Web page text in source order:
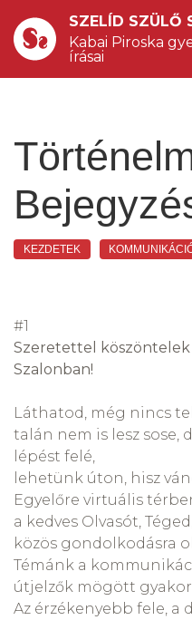
SZELÍD SZÜLŐ
Kabai Piroska
írásai
KEZDETEK
#1
Szeretettel
Szalonban!
Láthatod, még nincs
talán nem is lesz
lépést felé,
lehetünk úton, hisz
Egyelőre virtuális
a kedves Olvasót, Téged,
közös gondolkodásra
Témánk a
útjelzők mögött
Az érzékenyebb fele, a